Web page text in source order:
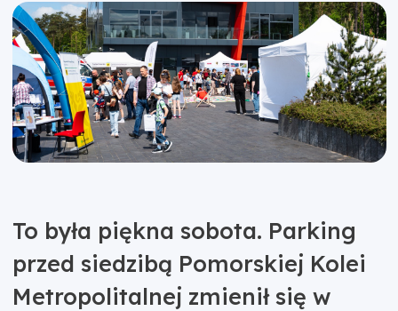
To była piękna sobota. Parking
przed siedzibą Pomorskiej Kolei
Metropolitalnej zmienił się w